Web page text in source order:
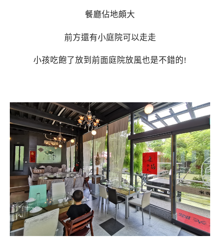
餐廳佔地頗大
前方還有小庭院可以走走
小孩吃飽了放到前面庭院放風也是不錯的!